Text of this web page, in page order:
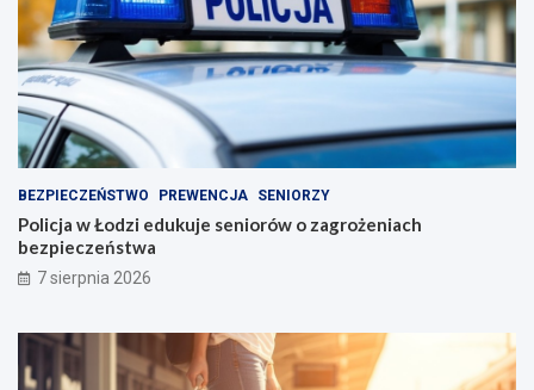
BEZPIECZEŃSTWO PREWENCJA SENIORZY
Policja w Łodzi edukuje seniorów o zagrożeniach
bezpieczeństwa
7 sierpnia 2026